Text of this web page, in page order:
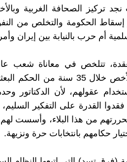
تركيز الصحافة الغربية
الحكومة والتخلص من
أم حرب بالنيابة بين إيران
تتلخص في معاناة شعب
لقرون طويلة وبالأخص خلال 35
عقولهم، لأن الدكتاتور
القدرة على التفكير السليم،
من هذا البلاء، وأسست لهم
حكامهم بانتخابات حرة ونزيهة.